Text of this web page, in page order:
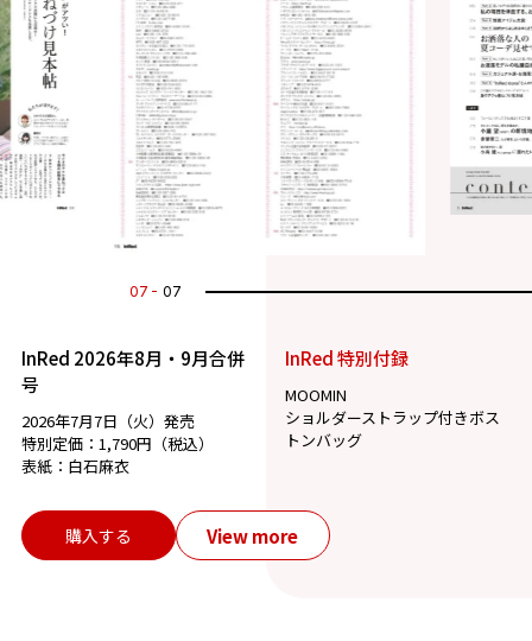
07 07
InRed 2026年8月・9月合併
号
2026年7月7日（火）発売
特別定価：1,790円（税込）
表紙：白石麻衣
InRed 特別付録
MOOMIN
ショルダーストラップ付きボス
トンバッグ
購入する View more